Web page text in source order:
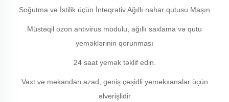
Soğutma və İstilik üçün İnteqrativ Ağıllı nahar qutusu Maşın
Müstəqil ozon antivirus modulu, ağıllı saxlama və qutu
yeməklərinin qorunması
24 saat yemək təklif edin.
Vaxt və məkandan azad, geniş çeşidli yeməkxanalar üçün
əlverişlidir